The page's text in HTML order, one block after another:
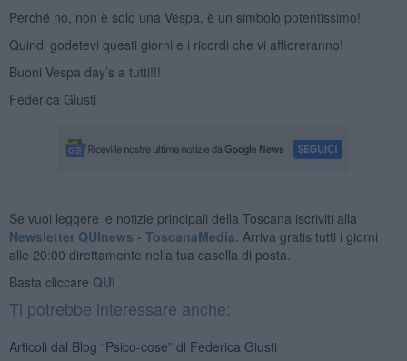
Perché no, non è solo una Vespa, è un simbolo potentissimo!
Quindi godetevi questi giorni e i ricordi che vi affioreranno!
Buoni Vespa day’s a tutti!!!
Federica Giusti
Se vuoi leggere le notizie principali della Toscana iscriviti alla
Newsletter QUInews - ToscanaMedia. Arriva gratis tutti i giorni
alle 20:00 direttamente nella tua casella di posta.
Basta cliccare QUI
Ti potrebbe interessare anche:
Articoli dal Blog “Psico-cose” di Federica Giusti